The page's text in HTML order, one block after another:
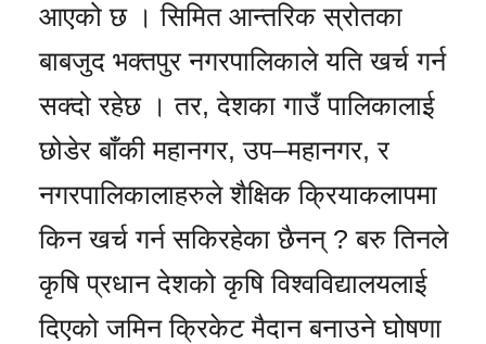
आएको छ । सिमित आन्तरिक स्रोतका
बाबजुद भक्तपुर नगरपालिकाले यति खर्च गर्न
सक्दो रहेछ । तर, देशका गाउँ पालिकालाई
छोडेर बाँकी महानगर, उप–महानगर, र
नगरपालिकालाहरुले शैक्षिक क्रियाकलापमा
किन खर्च गर्न सकिरहेका छैनन् ? बरु तिनले
कृषि प्रधान देशको कृषि विश्वविद्यालयलाई
दिएको जमिन क्रिकेट मैदान बनाउने घोषणा